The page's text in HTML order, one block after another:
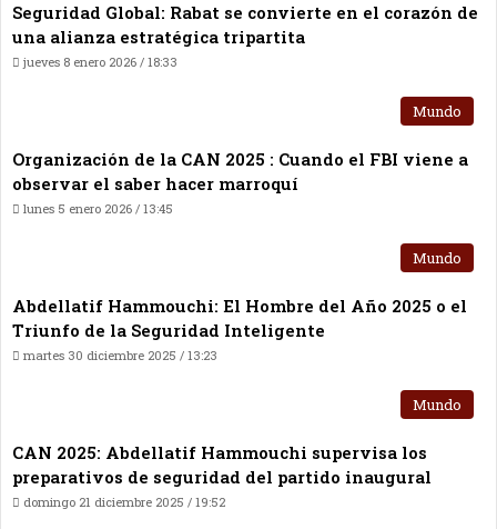
Seguridad Global: Rabat se convierte en el corazón de
una alianza estratégica tripartita
jueves 8 enero 2026 / 18:33
Mundo
Organización de la CAN 2025 : Cuando el FBI viene a
observar el saber hacer marroquí
lunes 5 enero 2026 / 13:45
Mundo
Abdellatif Hammouchi: El Hombre del Año 2025 o el
Triunfo de la Seguridad Inteligente
martes 30 diciembre 2025 / 13:23
Mundo
CAN 2025: Abdellatif Hammouchi supervisa los
preparativos de seguridad del partido inaugural
domingo 21 diciembre 2025 / 19:52